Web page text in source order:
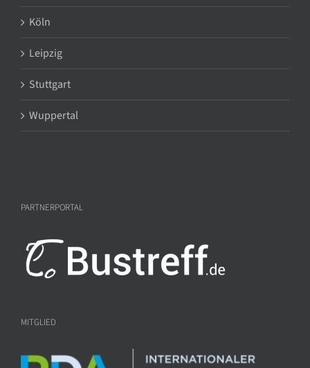
Köln
Leipzig
Stuttgart
Wuppertal
PARTNERPORTAL
MITGLIED